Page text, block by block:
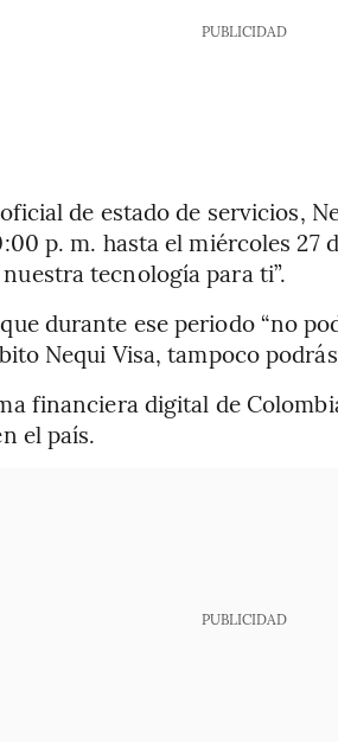
PUBLICIDAD
de estado de servicios,
p. m. hasta el miércoles 27
tecnología para ti”.
durante ese periodo “no
Nequi Visa, tampoco
financiera digital de
el país.
PUBLICIDAD